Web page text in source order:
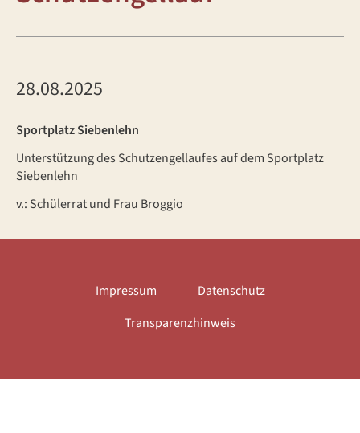
28.08.2025
Sportplatz Siebenlehn
Unterstützung des Schutzengellaufes auf dem Sportplatz
Siebenlehn
v.: Schülerrat und Frau Broggio
Impressum
Datenschutz
Transparenzhinweis